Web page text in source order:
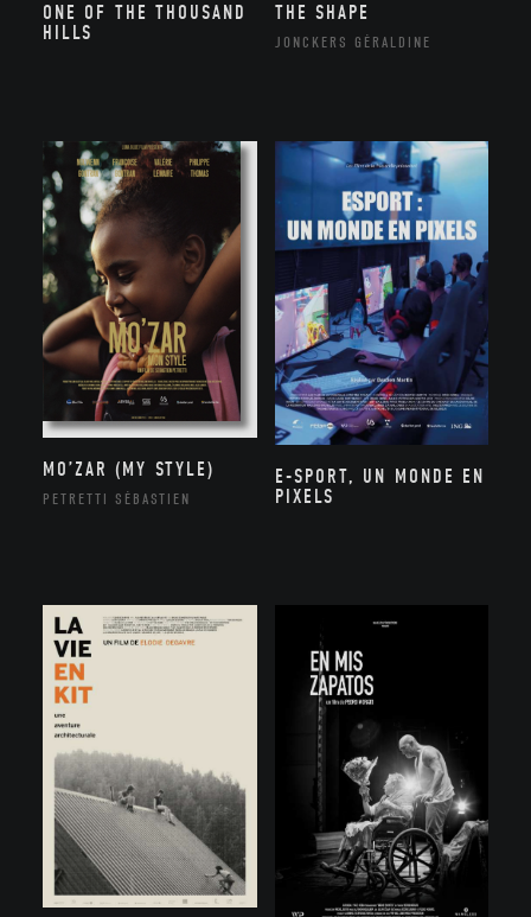
ONE OF THE THOUSAND
HILLS
THE SHAPE
JONCKERS GÉRALDINE
MO’ZAR (MY STYLE)
PETRETTI SÉBASTIEN
E-SPORT, UN MONDE EN
PIXELS